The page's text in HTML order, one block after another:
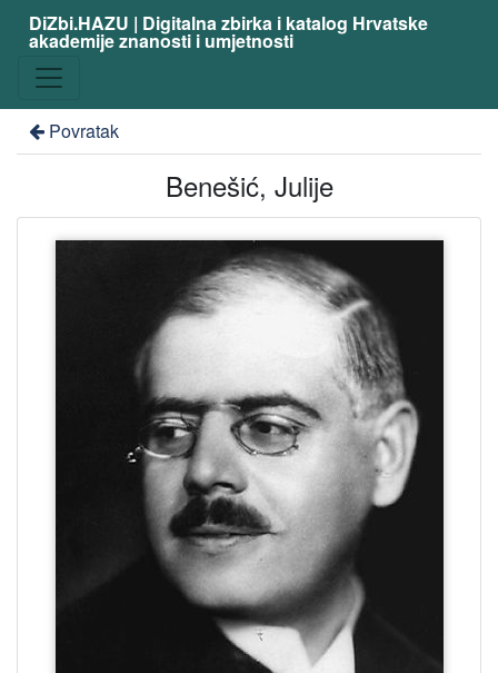
DiZbi.HAZU | Digitalna zbirka i katalog Hrvatske
akademije znanosti i umjetnosti
Povratak
Benešić, Julije